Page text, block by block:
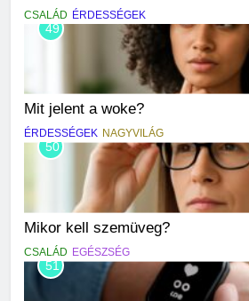
CSALÁD ÉRDESSÉGEK
49
Mit jelent a woke?
ÉRDESSÉGEK NAGYVILÁG
50
Mikor kell szemüveg?
CSALÁD EGÉSZSÉG
51